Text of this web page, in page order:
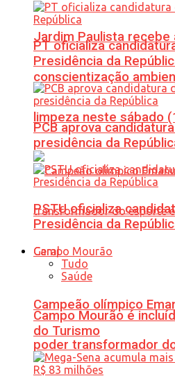
Jardim Paulista recebe
conscientização
limpeza neste sábado
Campeão olímpico
poder transformador
PT oficializa
Presidência da
PCB aprova
presidência da
PSTU oficializa
Presidência da
Geral
Tudo
Saúde
Campo Mourão é
do Turismo